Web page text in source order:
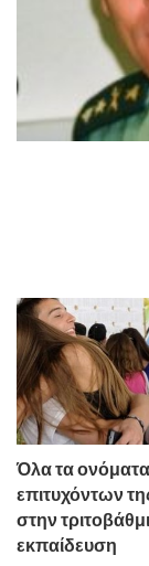
Όλα τα
επιτυχόντων
στην
εκπαίδευση